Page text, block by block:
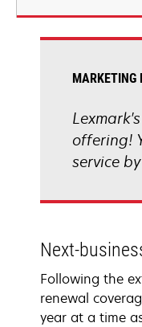
MARKETING
offering!
service
Next-
Following the
renewal
year at a time